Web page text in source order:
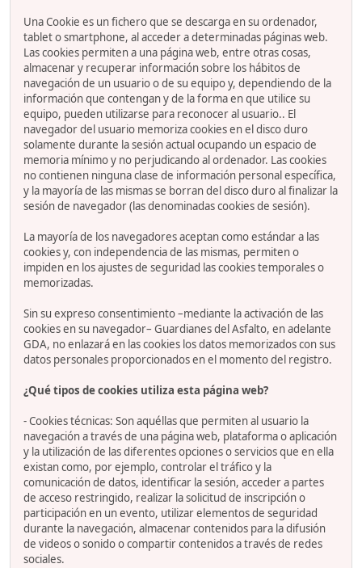
Una Cookie es un fichero que se descarga en su ordenador,
tablet o smartphone, al acceder a determinadas páginas web.
Las cookies permiten a una página web, entre otras cosas,
almacenar y recuperar información sobre los hábitos de
navegación de un usuario o de su equipo y, dependiendo de la
información que contengan y de la forma en que utilice su
equipo, pueden utilizarse para reconocer al usuario.. El
navegador del usuario memoriza cookies en el disco duro
solamente durante la sesión actual ocupando un espacio de
memoria mínimo y no perjudicando al ordenador. Las cookies
no contienen ninguna clase de información personal específica,
y la mayoría de las mismas se borran del disco duro al finalizar la
sesión de navegador (las denominadas cookies de sesión).
La mayoría de los navegadores aceptan como estándar a las
cookies y, con independencia de las mismas, permiten o
impiden en los ajustes de seguridad las cookies temporales o
memorizadas.
Sin su expreso consentimiento –mediante la activación de las
cookies en su navegador– Guardianes del Asfalto, en adelante
GDA, no enlazará en las cookies los datos memorizados con sus
datos personales proporcionados en el momento del registro.
¿Qué tipos de cookies utiliza esta página web?
- Cookies técnicas: Son aquéllas que permiten al usuario la
navegación a través de una página web, plataforma o aplicación
y la utilización de las diferentes opciones o servicios que en ella
existan como, por ejemplo, controlar el tráfico y la
comunicación de datos, identificar la sesión, acceder a partes
de acceso restringido, realizar la solicitud de inscripción o
participación en un evento, utilizar elementos de seguridad
durante la navegación, almacenar contenidos para la difusión
de videos o sonido o compartir contenidos a través de redes
sociales.